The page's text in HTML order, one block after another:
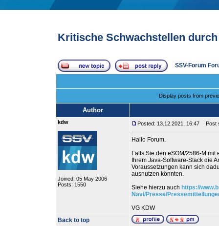
Kritische Schwachstellen
SSV-Forum
Display posts from
Author
kdw
Joined: 05 May 2006
Posts: 1550
Posted: 13.12.2021, 16:47 Post
Hallo Forum.
Falls Sie den eSOM/2586-M
Ihrem Java-Software-Stack die
Voraussetzungen kann sich
ausnutzen könnten.
Siehe hierzu auch https://
Navi/Presse/
VG KDW
Back to top